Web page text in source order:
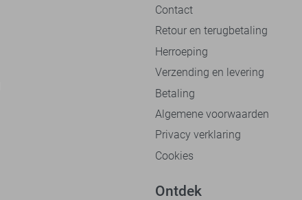
Contact
Retour en terugbetaling
Herroeping
Verzending en levering
Betaling
Algemene voorwaarden
Privacy verklaring
Cookies
Ontdek